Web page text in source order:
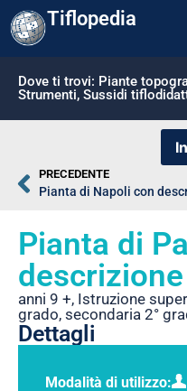
Tiflopedia
Dove ti trovi: Piante
Strumenti, Sussidi
PRECEDENTE
Pianta di
descrizione
anni 9 +, Istruzione
grado, secondaria 2°
Dettagli
Modalità di utilizzo: